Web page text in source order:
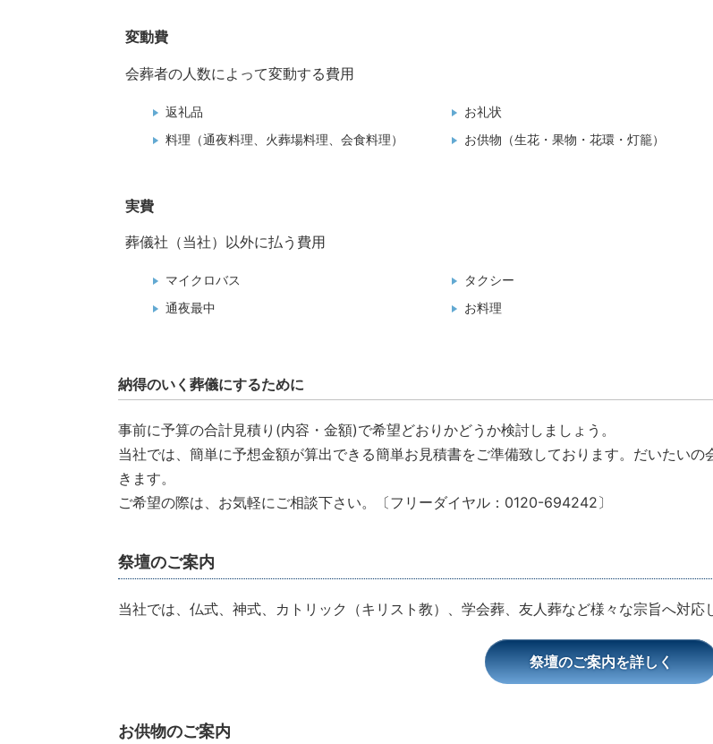
変動費
会葬者の人数によって変動する費用
返礼品 お礼状
料理（通夜料理、火葬場料理、会食料理）
お供物（生花・果物・花環・灯籠）
実費
葬儀社（当社）以外に払う費用
マイクロバス タクシー
通夜最中
お料理
納得のいく葬儀にするために
事前に予算の合計見積り(内容・金額)で希望どおりかどうか検討しましょう。
当社では、簡単に予想金額が算出できる簡単お見積書をご準備致しております。だいたい
きます。
ご希望の際は、お気軽にご相談下さい。〔フリーダイヤル：0120-694242〕
祭壇のご案内
当社では、仏式、神式、カトリック（キリスト教）、学会葬、友人葬など様々な宗旨へ対応
祭壇のご案内を詳しく
お供物のご案内